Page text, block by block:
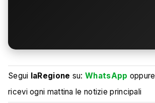
Segui laRegione su:WhatsApp oppure
ricevi ogni mattina le notizie principali